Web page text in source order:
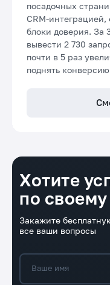
посадочных
CRM-
блоки доверия. За
вывести 2 730
почти в 5 раз
поднять
Хотите
по
Закажите
все ваши вопросы
Ваше имя